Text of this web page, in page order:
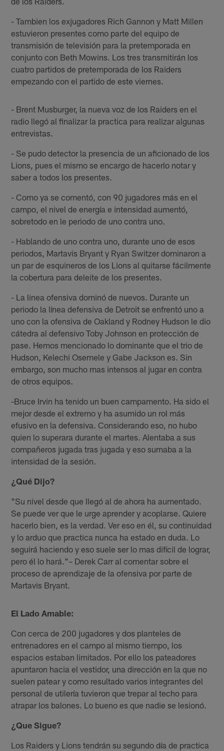
- Tambien los exjugadores Rich Gannon y Matt Millen
estuvieron presentes como parte del equipo de
transmisión de televisión para la pretemporada en
conjunto con Beth Mowins. Los tres transmitirán los
cuatro partidos de pretemporada de los Raiders
empezando con el partido de este viernes.
- Brent Musburger, la nueva voz de los Raiders en el
radio llegó al finalizar la practica para realizar algunas
entrevistas.
- Se pudo detector la presencia de un aficionado de los
Lions, pues el mismo se encargo de hacerlo notar y
saber a todos los presentes.
- Como ya se comentó, con 90 jugadores más en el
campo, el nivel de energía e intensidad aumentó,
sobretodo en le periodo de uno contra uno.
- Hablando de uno contra uno, durante uno de esos
periodos, Martavis Bryant y Ryan Switzer dominaron a
un par de esquineros de los Lions al quitarse fácilmente
la cobertura para deleite de los presentes.
- La linea ofensiva dominó de nuevos. Durante un
periodo la línea defensiva de Detroit se enfrentó uno a
uno con la ofensiva de Oakland y Rodney Hudson le dio
cátedra al defensivo Toby Johnson en protección de
pase. Hemos mencionado lo dominante que el trio de
Hudson, Kelechi Osemele y Gabe Jackson es. Sin
embargo, son mucho mas intensos al jugar en contra
de otros equipos.
-Bruce Irvin ha tenido un buen campamento. Ha sido el
mejor desde el extremo y ha asumido un rol más
efusivo en la defensiva. Considerando eso, no hubo
quien lo superara durante el martes. Alentaba a sus
compañeros jugada tras jugada y eso sumaba a la
intensidad de la sesión.
¿Qué Dijo?
"Su nivel desde que llegó al de ahora ha aumentado.
Se puede ver que le urge aprender y acoplarse. Quiere
hacerlo bien, es la verdad. Ver eso en él, su continuidad
y lo arduo que practica nunca ha estado en duda. Lo
seguirá haciendo y eso suele ser lo mas difícil de lograr,
pero él lo hará."– Derek Carr al comentar sobre el
proceso de aprendizaje de la ofensiva por parte de
Martavis Bryant.
El Lado Amable:
Con cerca de 200 jugadores y dos planteles de
entrenadores en el campo al mismo tiempo, los
espacios estaban limitados. Por ello los pateadores
apuntaron hacia el vestidor, una dirección en la que no
suelen patear y como resultado varios integrantes del
personal de utilería tuvieron que trepar al techo para
atrapar los balones. Lo bueno es que nadie se lesionó.
¿Que Sigue?
Los Raiders y Lions tendrán su segundo día de practica